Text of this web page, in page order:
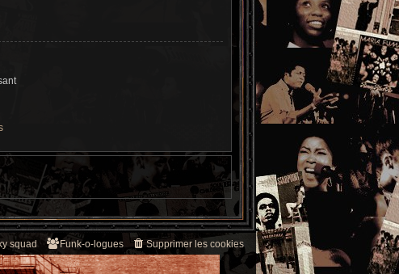
Supprimer les cookies
Funk-o-logues
squad